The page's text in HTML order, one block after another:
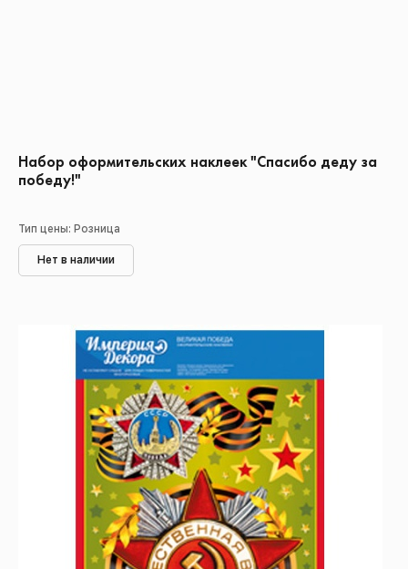
Набор оформительских наклеек "Спасибо деду за
победу!"
Тип цены: Розница
Нет в наличии